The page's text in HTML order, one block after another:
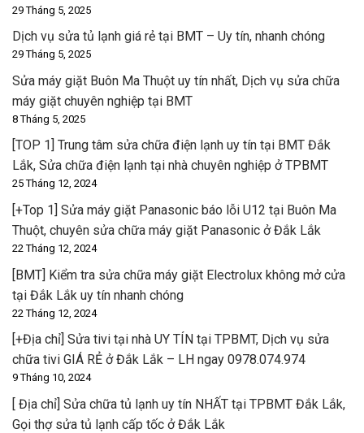
29 Tháng 5, 2025
Dịch vụ sửa tủ lạnh giá rẻ tại BMT – Uy tín, nhanh chóng
29 Tháng 5, 2025
Sửa máy giặt Buôn Ma Thuột uy tín nhất, Dịch vụ sửa chữa
máy giặt chuyên nghiệp tại BMT
8 Tháng 5, 2025
[TOP 1] Trung tâm sửa chữa điện lạnh uy tín tại BMT Đắk
Lắk, Sửa chữa điện lạnh tại nhà chuyên nghiệp ở TPBMT
25 Tháng 12, 2024
[+Top 1] Sửa máy giặt Panasonic báo lỗi U12 tại Buôn Ma
Thuột, chuyên sửa chữa máy giặt Panasonic ở Đắk Lắk
22 Tháng 12, 2024
[BMT] Kiểm tra sửa chữa máy giặt Electrolux không mở cửa
tại Đắk Lắk uy tín nhanh chóng
22 Tháng 12, 2024
[+Địa chỉ] Sửa tivi tại nhà UY TÍN tại TPBMT, Dịch vụ sửa
chữa tivi GIÁ RẺ ở Đắk Lắk – LH ngay 0978.074.974
9 Tháng 10, 2024
[ Địa chỉ] Sửa chữa tủ lạnh uy tín NHẤT tại TPBMT Đắk Lắk,
Gọi thợ sửa tủ lạnh cấp tốc ở Đắk Lắk